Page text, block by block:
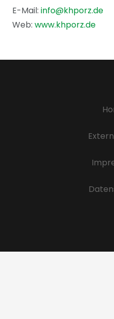
E-Mail: info@khporz.de
Web: www.khporz.de